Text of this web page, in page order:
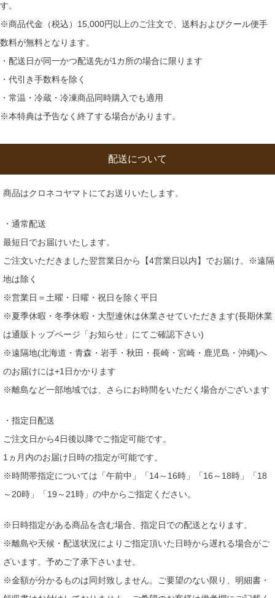
す。
※商品代金（税込）15,000円以上のご注文で、送料およびクール便手
数料が無料となります。
・配送日が同一かつ配送先が1カ所の場合に限ります
・代引き手数料を除く
・常温・冷蔵・冷凍商品同時購入でも適用
※本特典は予告なく終了する場合があります。
配送について
商品はクロネコヤマトにてお送りいたします。
・通常配送
最短日でお届けいたします。
ご注文いただきました翌営業日から【4営業日以内】でお届け。※遠隔
地は除く
※営業日＝土曜・日曜・祝日を除く平日
※夏季休暇・冬季休暇・大型連休は休業させていただきます(長期休業
は通販トップページ「お知らせ」にてご確認下さい)
※遠隔地(北海道・青森・岩手・秋田・長崎・宮崎・鹿児島・沖縄)へ
のお届けには+1日かかります
※離島など一部地域では、さらにお時間をいただく場合がございます
・指定日配送
ご注文日から4日後以降でご指定可能です。
1ヵ月内のお届け日時の指定が可能です。
※時間帯指定については「午前中」「14～16時」「16～18時」「18
～20時」「19～21時」の中からご指定ください。
※日時指定がある商品を含む場合、指定日での配送となります。
※離島や天候・配送状況によりご指定頂いた日時から遅れる場合がご
ざいます。予めご了承下さいませ。
※金額が分かるものは同封致しません。ご要望のない限り、明細書・